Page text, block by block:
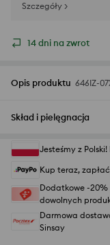
Szczegóły >
14 dni na zwrot
Opis produktu 646IZ-
Skład i pielęgnacja
Jesteśmy z
Kup teraz,
Dodatkowe -
dowolnych
Darmowa
Sinsay